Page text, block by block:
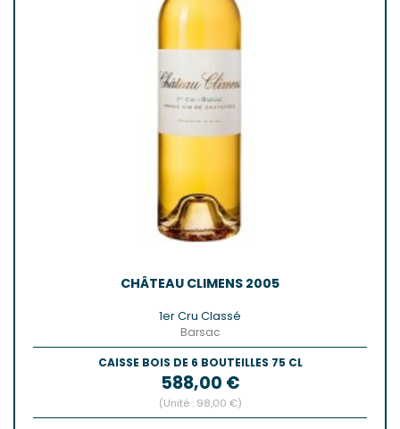
CHÂTEAU CLIMENS 2005
1er Cru Classé
Barsac
CAISSE BOIS DE 6 BOUTEILLES 75 CL
Prix
588,00 €
(Unité : 98,00 €)